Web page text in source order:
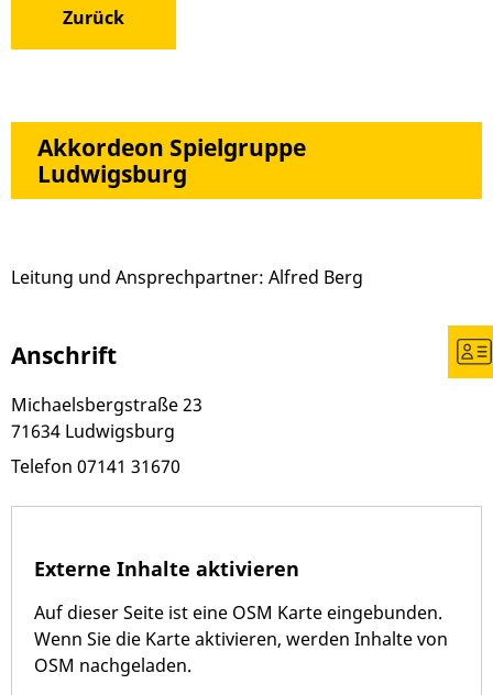
Zurück
Akkordeon Spielgruppe
Ludwigsburg
Leitung und Ansprechpartner: Alfred Berg
Anschrift
Michaelsbergstraße 23
71634 Ludwigsburg
Telefon 07141 31670
Externe Inhalte aktivieren
Auf dieser Seite ist eine OSM Karte eingebunden.
Wenn Sie die Karte aktivieren, werden Inhalte von
OSM nachgeladen.